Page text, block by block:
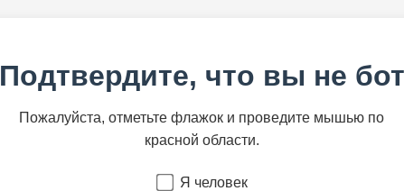
Подтвердите, что вы не бот
Пожалуйста, отметьте флажок и проведите мышью по
красной области.
Я человек